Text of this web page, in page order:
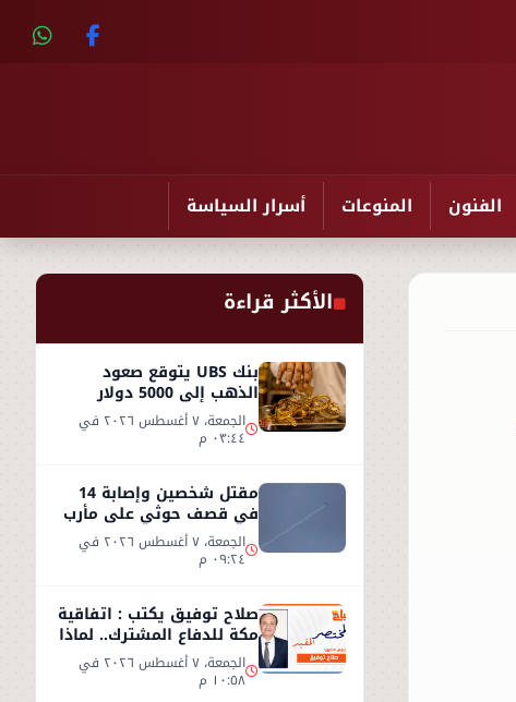
الفنون المنوعات أسرار السياسة
الأكثر قراءة
بنك UBS يتوقع صعود
الذهب إلى 5000 دولار
للأوقية - التفاصيل الجمعة، ٧ أغسطس ٢٠٢٦ في
٠٣:٤٤ م
مقتل شخصين وإصابة 14
في قصف حوثي على مأرب
الجمعة، ٧ أغسطس ٢٠٢٦ في
٠٩:٢٤ م
صلاح توفيق يكتب : اتفاقية
مكة للدفاع المشترك.. لماذا
غابت مصر؟ الجمعة، ٧ أغسطس ٢٠٢٦ في
١٠:٥٨ م